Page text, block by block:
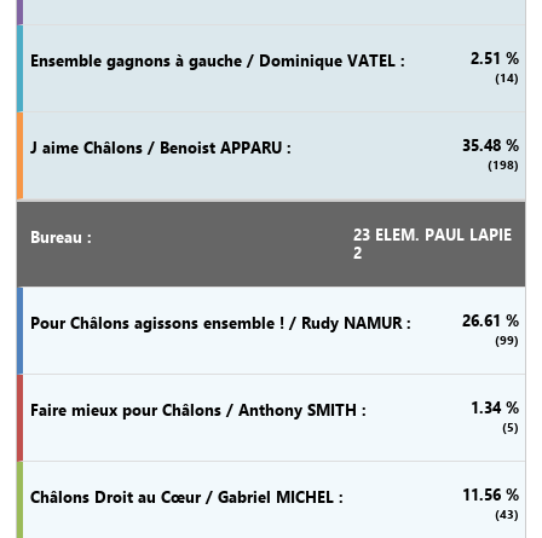
2.51 %
(14)
35.48 %
(198)
23 ELEM. PAUL LAPIE
2
26.61 %
(99)
1.34 %
(5)
11.56 %
(43)